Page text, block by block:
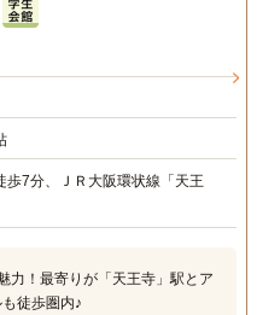
7分、ＪＲ大阪環状線「天王
力！最寄りが「天王寺」駅とア
徒歩圏内♪